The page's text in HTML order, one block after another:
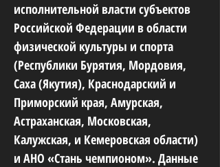
исполнительной власти субъектов
Российской Федерации в области
физической культуры и спорта
(Республики Бурятия, Мордовия,
Саха (Якутия), Краснодарский и
Приморский края, Амурская,
Астраханская, Московская,
Калужская, и Кемеровская области)
и АНО «Стань чемпионом». Данные